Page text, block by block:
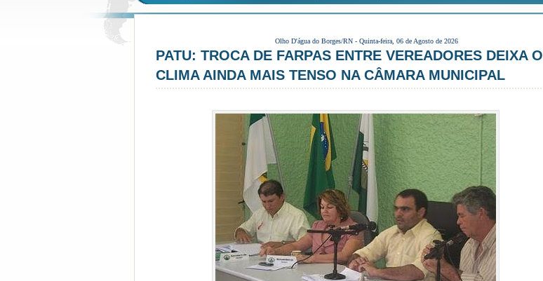
Olho D'água do Borges/RN - Quinta-feira, 06 de Agosto de 2026
PATU: TROCA DE FARPAS ENTRE VEREADORES DEIXA O
CLIMA AINDA MAIS TENSO NA CÂMARA MUNICIPAL